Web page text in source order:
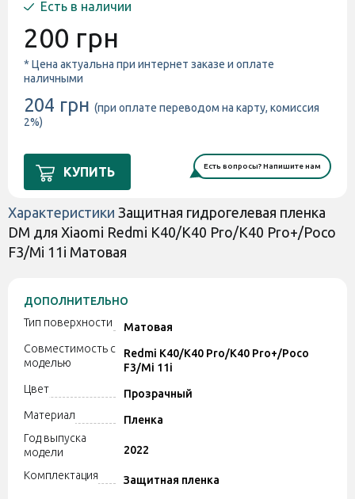
Есть в наличии
200 грн
* Цена актуальна при интернет заказе и оплате
наличными
204 грн (при оплате переводом на карту, комиссия
2%)
КУПИТЬ Есть вопросы? Напишите нам
Характеристики Защитная гидрогелевая пленка
DM для Xiaomi Redmi K40/K40 Pro/K40 Pro+/Poco
F3/Mi 11i Матовая
ДОПОЛНИТЕЛЬНО
Тип поверхности
Матовая
Совместимость с
моделью
Redmi K40/K40 Pro/K40 Pro+/Poco
F3/Mi 11i
Цвет
Прозрачный
Материал
Пленка
Год выпуска
модели
2022
Комплектация
Защитная пленка